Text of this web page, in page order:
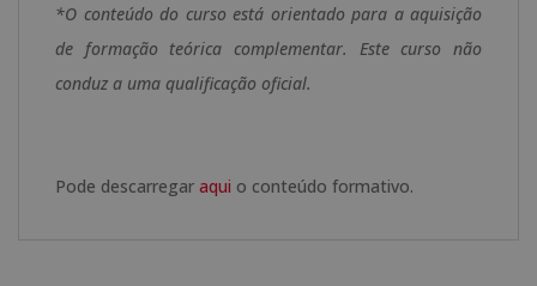
*O conteúdo do curso está orientado para a aquisição
de formação teórica complementar. Este curso não
conduz a uma qualificação oficial.
Pode descarregar aqui o conteúdo formativo.